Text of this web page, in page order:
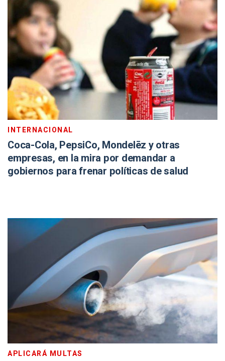
INTERNACIONAL
Coca-Cola, PepsiCo, Mondelēz y otras
empresas, en la mira por demandar a
gobiernos para frenar políticas de salud
APLICARÁ MULTAS